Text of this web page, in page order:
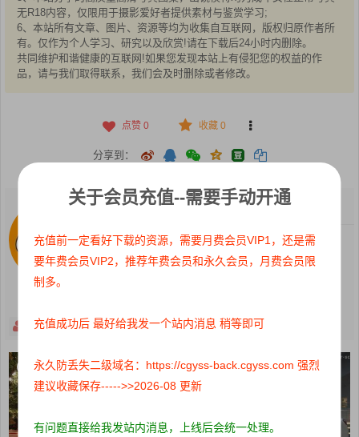
无R18内容，仅限用于摄影爱好者提供素材与鉴赏学习;
6、本站所有文章、图片、资源等均为收集自互联网，版权归原作者所
有。仅作为个人学习、研究以及欣赏!请在下载后24小时内删除。
共同维护和谐健康的互联网!如果您发现本站上有侵犯您的权益的作
品，请与我们取得联系，我们会及时删除或者修改。
点赞 0 收藏 0
分享到：
有问题发私信！
关注 主页 打赏
关于会员充值--需要手动开通
充值前一定看好下载的资源，需要月费会员VIP1，还是需
要年费会员VIP2，推荐年费会员和永久会员，月费会员限
制多。
充值成功后 最好给我发一个站内消息 稍等即可
永久防丢失二级域名：https://cgyss-back.cgyss.com 强烈
建议收藏保存----->>2026-08 更新
有问题直接给我发站内消息，上线后会统一处理。